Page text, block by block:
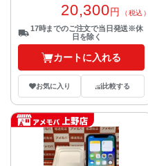
20,300円 （税込）
17時までのご注文で当日発送※休
日を除く
カートに入れる
お気に入り 比較する